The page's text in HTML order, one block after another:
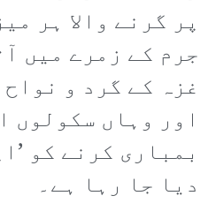
پر گرنے والا ہر
جرم کے زمرے میں
غزہ کے گرد و
اور وہاں سکولوں
بمباری کرنے کو
دیا جا رہا ہے۔